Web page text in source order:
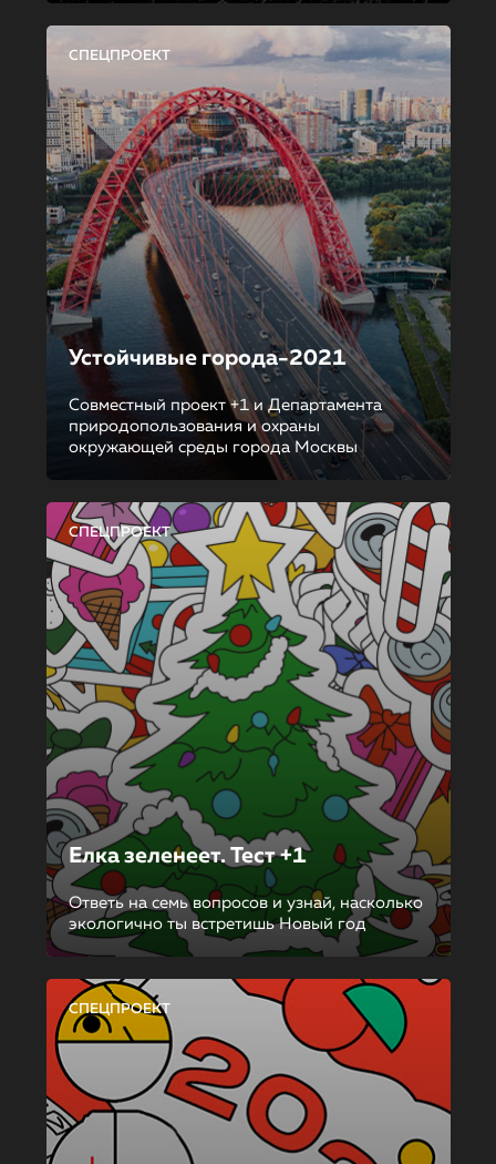
СПЕЦПРОЕКТ
Устойчивые города-2021
Совместный проект +1 и Департамента
природопользования и охраны
окружающей среды города Москвы
СПЕЦПРОЕКТ
Елка зеленеет. Тест +1
Ответь на семь вопросов и узнай, насколько
экологично ты встретишь Новый год
СПЕЦПРОЕКТ